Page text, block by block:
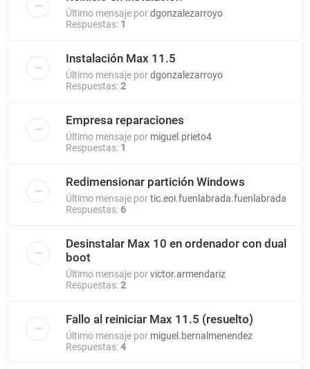
Último mensaje pordgonzalezarroyo
Respuestas: 1
Instalación Max 11.5
Último mensaje pordgonzalezarroyo
Respuestas:2
Empresa reparaciones
Último mensaje por miguel.prieto4
Respuestas: 1
Redimensionar partición Windows
Último mensaje portic.eoi.fuenlabrada.fuenlabrada
Respuestas: 6
Desinstalar Max 10 en ordenador con dual
boot
Último mensaje porvictor.armendariz
Respuestas:2
Fallo al reiniciar Max 11.5 (resuelto)
Último mensaje por miguel.bernalmenendez
Respuestas:4